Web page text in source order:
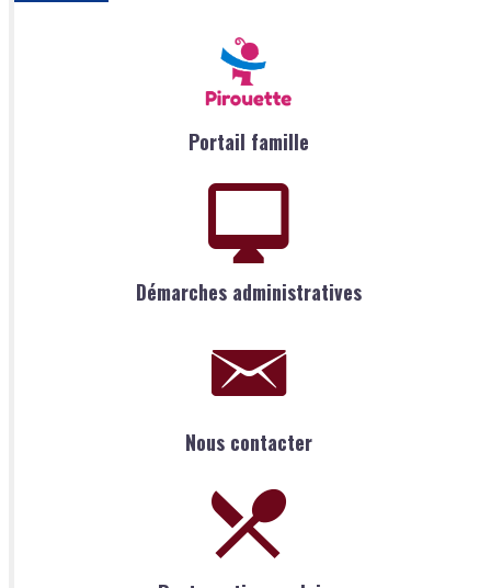
Portail famille
Démarches administratives
Nous contacter